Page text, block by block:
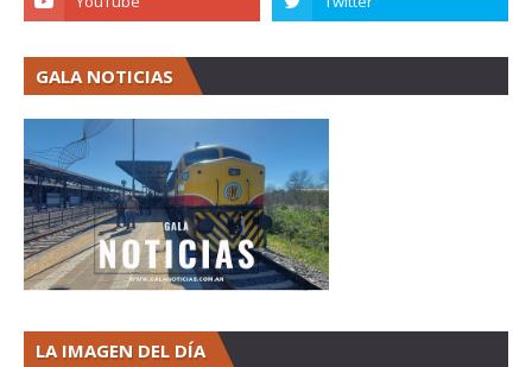
GALA NOTICIAS
LA IMAGEN DEL DÍA